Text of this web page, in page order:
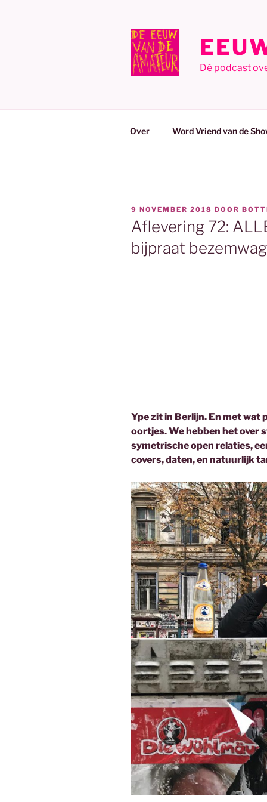
Dé podcast
Over Word Vriend van de
GEPLAATST
OP
9 NOVEMBER 2018 DOOR
Aflevering 72:
bijpraat
Ype zit in Berlijn. En met
oortjes. We hebben het over
symetrische open relaties,
covers, daten, en natuurlijk